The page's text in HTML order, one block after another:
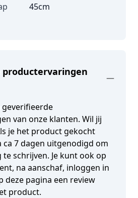
45cm
productervaringen
geverifieerde
van onze klanten. Wil jij
je het product gekocht
7 dagen uitgenodigd om
schrijven. Je kunt ook op
na aanschaf, inloggen in
deze pagina een review
product.